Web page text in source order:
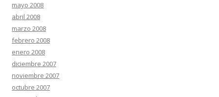
mayo 2008
abril 2008
marzo 2008
febrero 2008
enero 2008
diciembre 2007
noviembre 2007
octubre 2007